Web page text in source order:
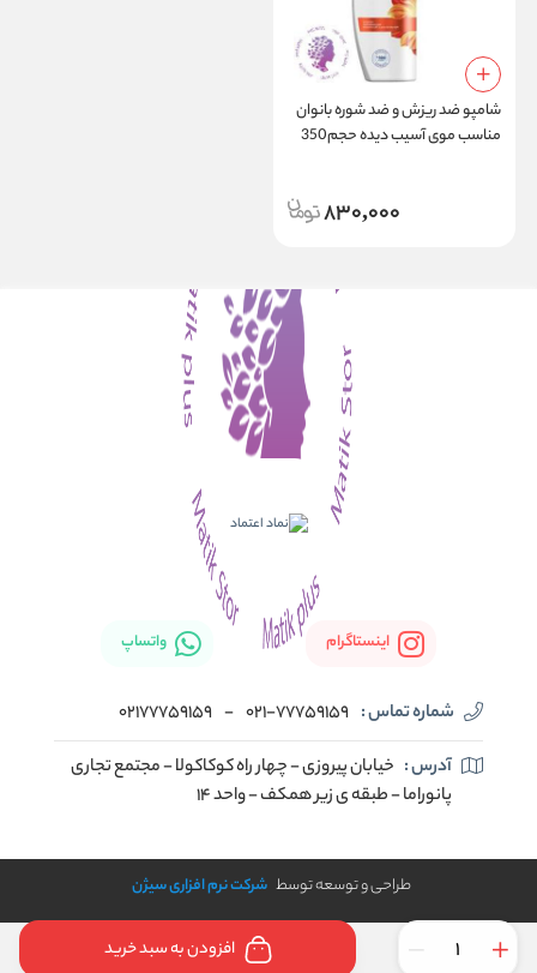
افزودن به سبد خرید
شامپو ضد ریزش و ضد شوره بانوان
مناسب موی آسیب دیده حجم350
830,000
اینستاگرام واتساپ
شماره تماس : 021-77759159
-
02177759159
آدرس : خیابان پیروزی - چهار راه کوکاکولا - مجتمع تجاری
پانوراما - طبقه ی زیر همکف - واحد 14
طراحی و توسعه توسط شرکت نرم افزاری سیژن